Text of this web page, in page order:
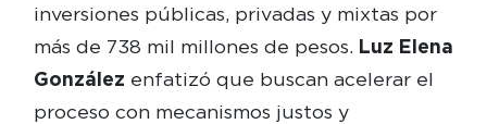
inversiones públicas, privadas y mixtas por
más de 738 mil millones de pesos. Luz Elena
González enfatizó que buscan acelerar el
proceso con mecanismos justos y